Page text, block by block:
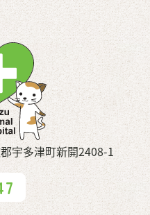
宇多津町新開2408-1